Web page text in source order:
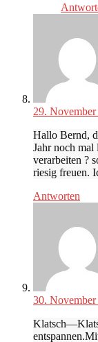
29.
Hallo Bernd,
Jahr noch mal
verarbeiten ?
riesig freuen.
Antworten
30.